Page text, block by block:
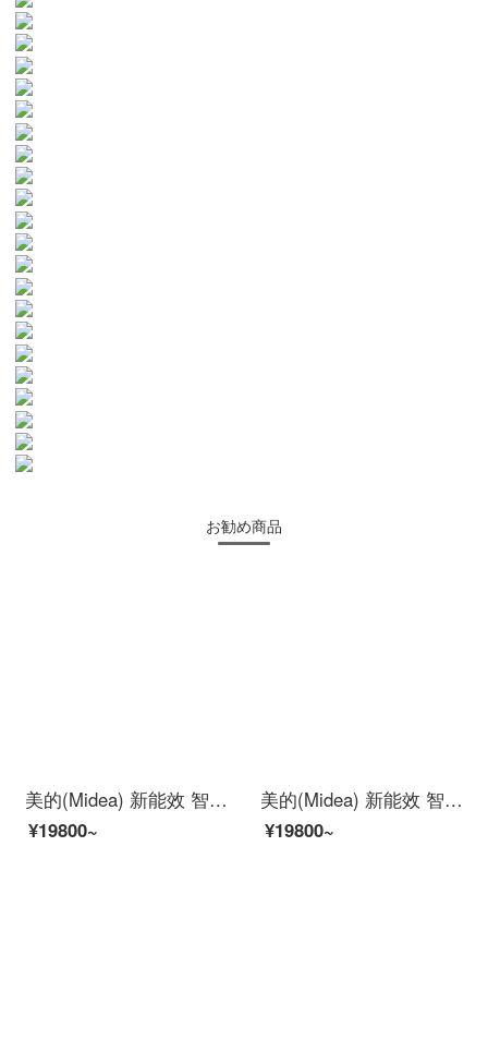
お勧め商品
美的(Midea) 新能效 智弧 智能家电 变频冷暖 高温蒸汽自洁 1.5匹壁挂式空调KFR-35GW/N8MJA3
¥19800~
美的(Midea) 新能效 智弧II 变频冷暖 小京鱼控制京品家电 1.5匹壁挂式卧室智能空调挂机KFR-35GW/N8XJC3
¥19800~